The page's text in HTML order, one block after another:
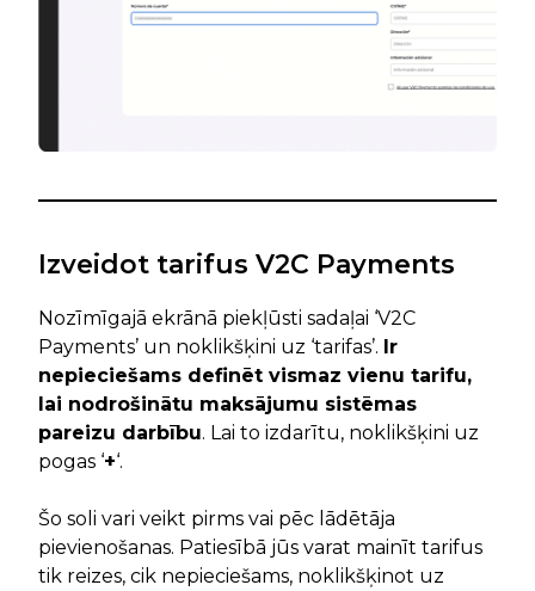
Izveidot tarifus V2C Payments
Nozīmīgajā ekrānā piekļūsti sadaļai ‘V2C
Payments’ un noklikšķini uz ‘tarifas’. Ir
nepieciešams definēt vismaz vienu tarifu,
lai nodrošinātu maksājumu sistēmas
pareizu darbību. Lai to izdarītu, noklikšķini uz
pogas ‘+‘.
Šo soli vari veikt pirms vai pēc lādētāja
pievienošanas. Patiesībā jūs varat mainīt tarifus
tik reizes, cik nepieciešams, noklikšķinot uz